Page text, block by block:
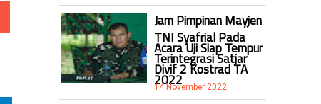
Jam Pimpinan Mayjen
TNI Syafrial Pada
Acara Uji Siap Tempur
Terintegrasi Satjar
Divif 2 Kostrad TA
2022
14 November 2022